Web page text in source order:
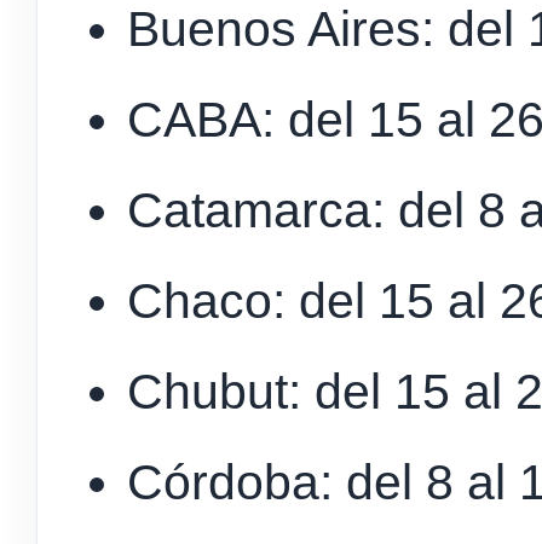
Buenos Aires: del
CABA: del 15 al
Catamarca: del 8
Chaco: del 15 al
Chubut: del 15 al
Córdoba: del 8 al